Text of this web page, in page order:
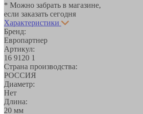
* Можно забрать в магазине,
если заказать сегодня
Характеристики
Бренд:
Европартнер
Артикул:
16 9120 1
Страна производства:
РОССИЯ
Диаметр:
Нет
Длина:
20 мм